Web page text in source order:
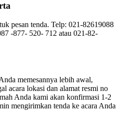
pesan tenda. Telp: 021-82619088
-877- 520- 712 atau 021-82-
memesannya lebih awal,
acara lokasi dan alamat resmi no
Anda kami akan konfirmasi 1-2
mengirimkan tenda ke acara Anda